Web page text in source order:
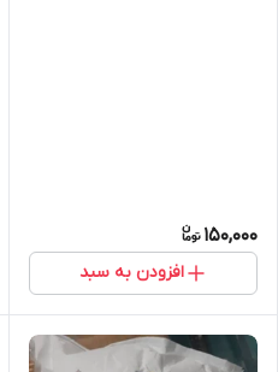
150,000
افزودن به سبد